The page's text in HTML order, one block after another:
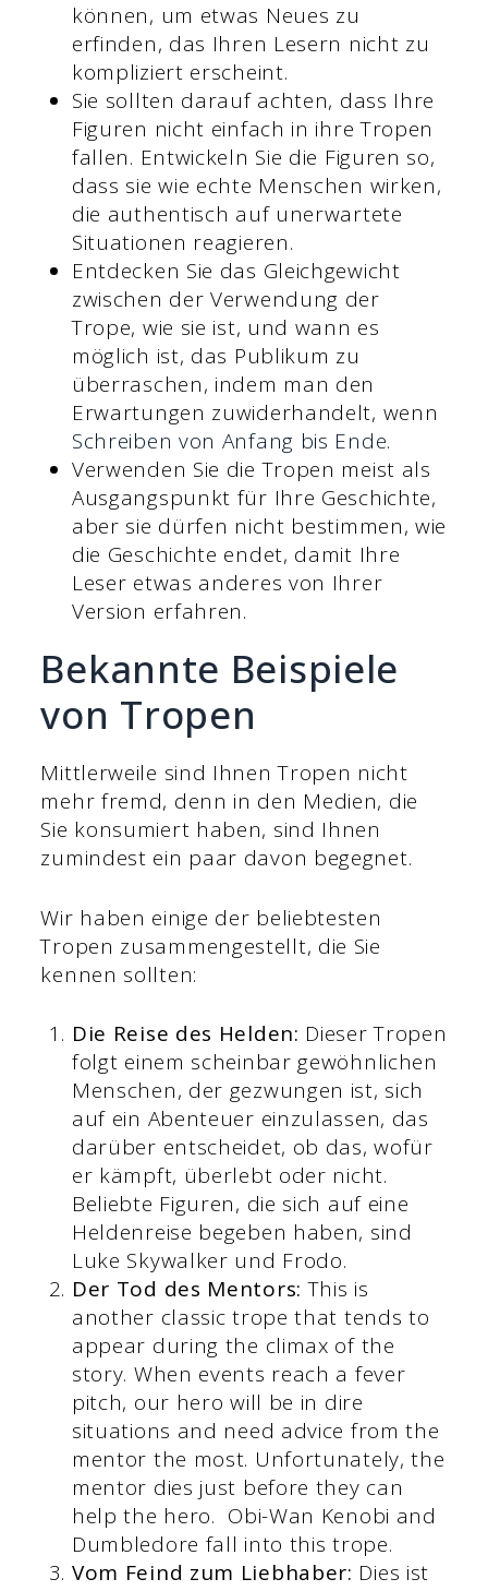
können, um etwas Neues zu
erfinden, das Ihren Lesern nicht zu
kompliziert erscheint.
Sie sollten darauf achten, dass Ihre
Figuren nicht einfach in ihre Tropen
fallen. Entwickeln Sie die Figuren so,
dass sie wie echte Menschen wirken,
die authentisch auf unerwartete
Situationen reagieren.
Entdecken Sie das Gleichgewicht
zwischen der Verwendung der
Trope, wie sie ist, und wann es
möglich ist, das Publikum zu
überraschen, indem man den
Erwartungen zuwiderhandelt, wenn
Schreiben von Anfang bis Ende.
Verwenden Sie die Tropen meist als
Ausgangspunkt für Ihre Geschichte,
aber sie dürfen nicht bestimmen, wie
die Geschichte endet, damit Ihre
Leser etwas anderes von Ihrer
Version erfahren.
Bekannte Beispiele
von Tropen
Mittlerweile sind Ihnen Tropen nicht
mehr fremd, denn in den Medien, die
Sie konsumiert haben, sind Ihnen
zumindest ein paar davon begegnet.
Wir haben einige der beliebtesten
Tropen zusammengestellt, die Sie
kennen sollten:
Die Reise des Helden: Dieser Tropen
folgt einem scheinbar gewöhnlichen
Menschen, der gezwungen ist, sich
auf ein Abenteuer einzulassen, das
darüber entscheidet, ob das, wofür
er kämpft, überlebt oder nicht.
Beliebte Figuren, die sich auf eine
Heldenreise begeben haben, sind
Luke Skywalker und Frodo.
Der Tod des Mentors: This is
another classic trope that tends to
appear during the climax of the
story. When events reach a fever
pitch, our hero will be in dire
situations and need advice from the
mentor the most. Unfortunately, the
mentor dies just before they can
help the hero. Obi-Wan Kenobi and
Dumbledore fall into this trope.
Vom Feind zum Liebhaber: Dies ist